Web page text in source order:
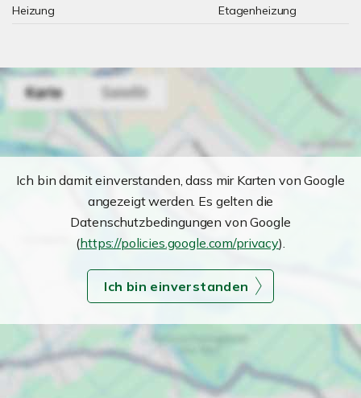
Heizung
Etagenheizung
Ich bin damit einverstanden, dass mir Karten von Google
angezeigt werden. Es gelten die
Datenschutzbedingungen von Google
(https://policies.google.com/privacy).
Ich bin einverstanden